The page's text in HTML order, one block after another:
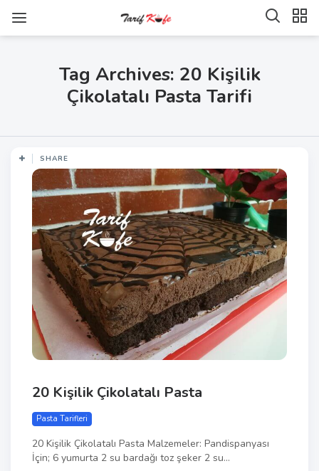
Tag Archives: 20 Kişilik
Çikolatalı Pasta Tarifi
SHARE
20 Kişilik Çikolatalı Pasta
Pasta Tarifleri
20 Kişilik Çikolatalı Pasta Malzemeler: Pandispanyası
İçin; 6 yumurta 2 su bardağı toz şeker 2 su...